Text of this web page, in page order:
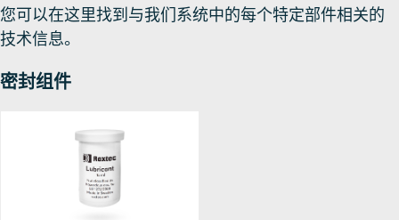
您可以在这里找到与我们系统中的每个特定部件相关的
技术信息。
密封组件